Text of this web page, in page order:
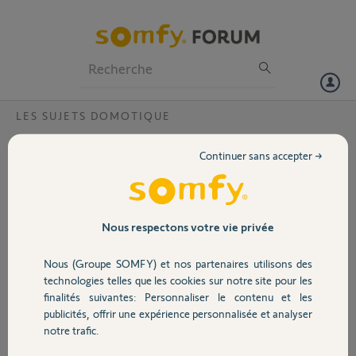
Volet
Sécurité
Domotique
LES SUJETS DOMOTIQUE
Scénario Tahoma Version 1.29.1 (438)
Bonjour,
depuis la mise à jour
l'application Tahoma
Version 1.29.1 (438) sur
MacKook Pro (apple), je
calendrier et à mes
scénarios.
Comment faire pour
retrouver la planification
de l'ouverture de mes volets roulants et battants.
Nous respectons votre vie privée
Nous (Groupe SOMFY) et nos partenaires utilisons des
technologies telles que les cookies sur notre site pour les
finalités suivantes: Personnaliser le contenu et les
publicités, offrir une expérience personnalisée et analyser
notre trafic.
Continuer sans accepter →